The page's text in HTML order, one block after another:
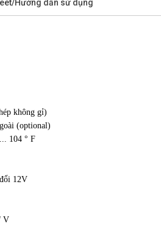
Hướng dẫn sử dụng
không gỉ)
(optional)
104 ° F
12V
V